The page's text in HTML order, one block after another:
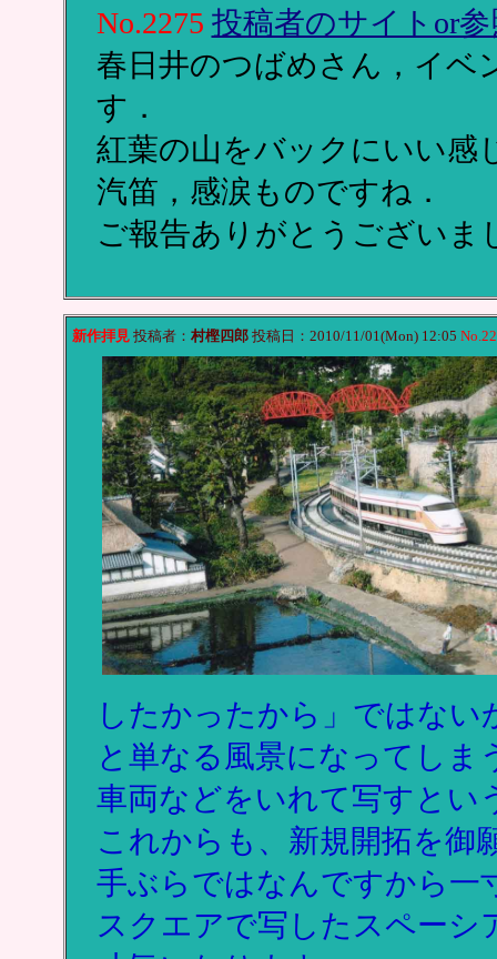
No.2275 投稿者のサイトor
春日井のつばめさん，イベ
す．
紅葉の山をバックにいい感
汽笛，感涙ものですね．
ご報告ありがとうございま
新作拝見投稿者： 村樫四郎投稿日：2010/11/01(Mon) 12:05
したかったから」ではな
と単なる風景になってし
車両などをいれて写すとい
これからも、新規開拓を御
手ぶらではなんですから一
スクエアで写したスペーシ